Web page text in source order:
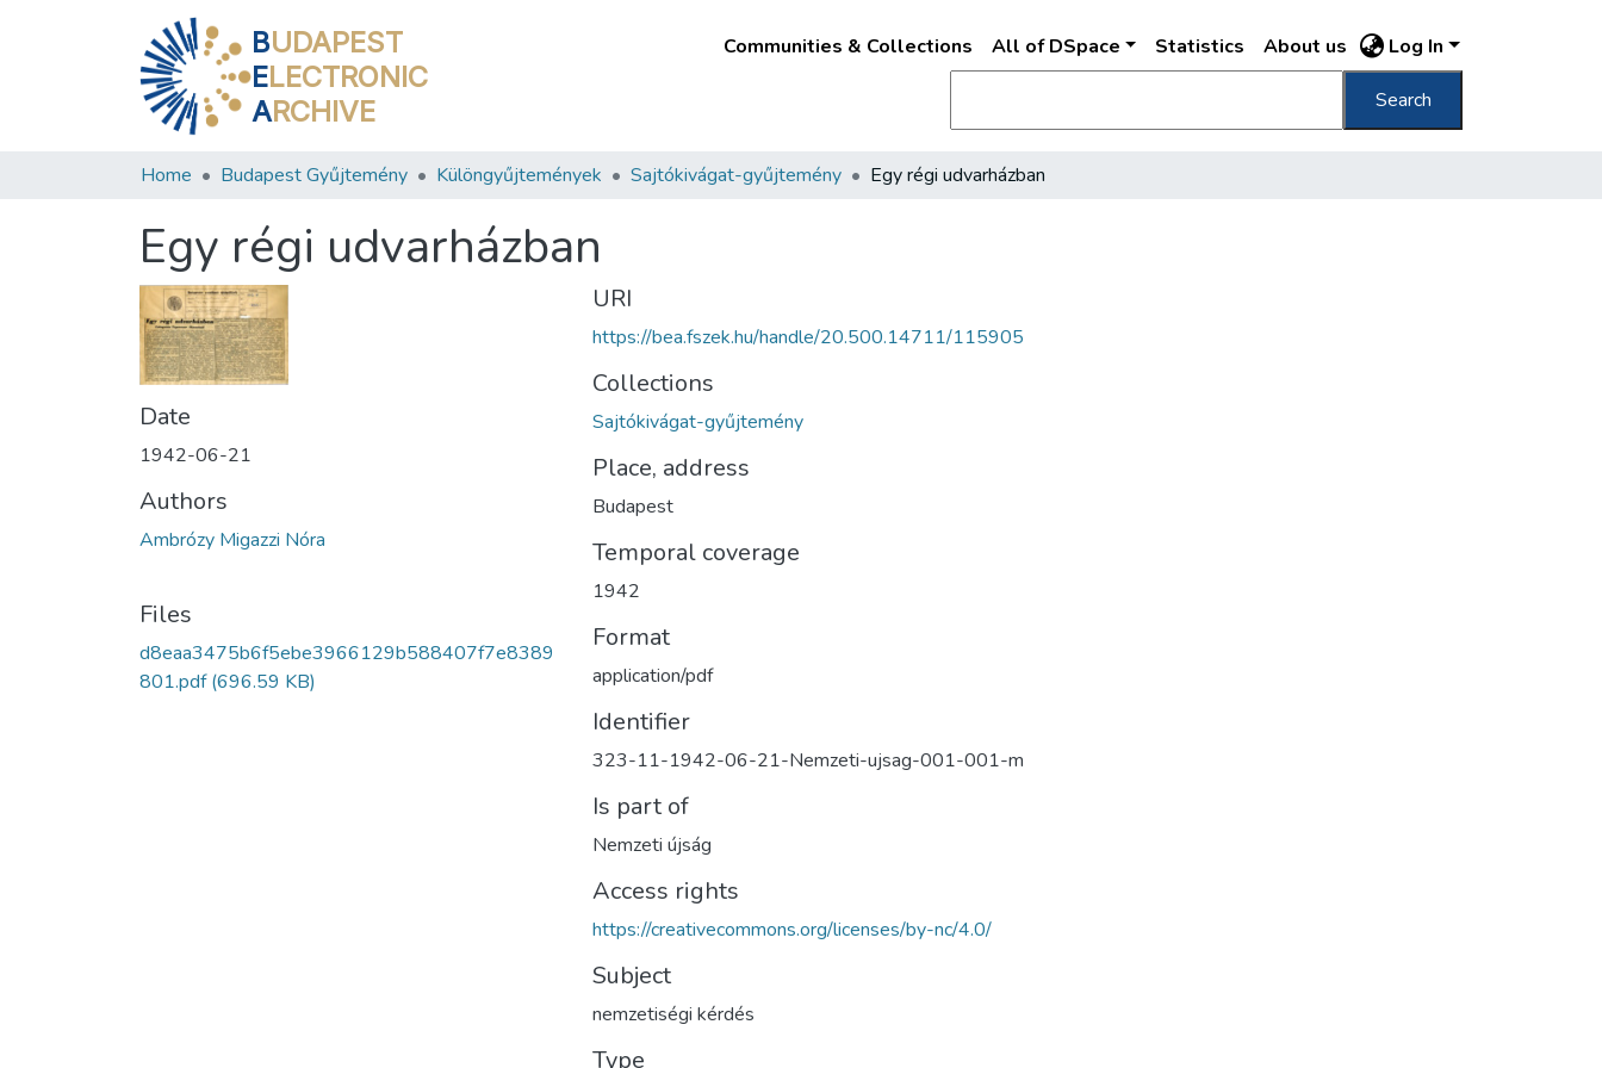
BUDAPEST
ELECTRONIC
ARCHIVE
Communities & Collections All of DSpace Statistics About us Log In
Search
Home Budapest Gyűjtemény Különgyűjtemények Sajtókivágat-gyűjtemény Egy régi udvarházban
Egy régi udvarházban
Date
1942-06-21
Authors
Ambrózy Migazzi Nóra
Files
d8eaa3475b6f5ebe3966129b588407f7e8389
801.pdf(696.59 KB)
URI
https://bea.fszek.hu/handle/20.500.14711/115905
Collections
Sajtókivágat-gyűjtemény
Place, address
Budapest
Temporal coverage
1942
Format
application/pdf
Identifier
323-11-1942-06-21-Nemzeti-ujsag-001-001-m
Is part of
Nemzeti újság
Access rights
https://creativecommons.org/licenses/by-nc/4.0/
Subject
nemzetiségi kérdés
Type